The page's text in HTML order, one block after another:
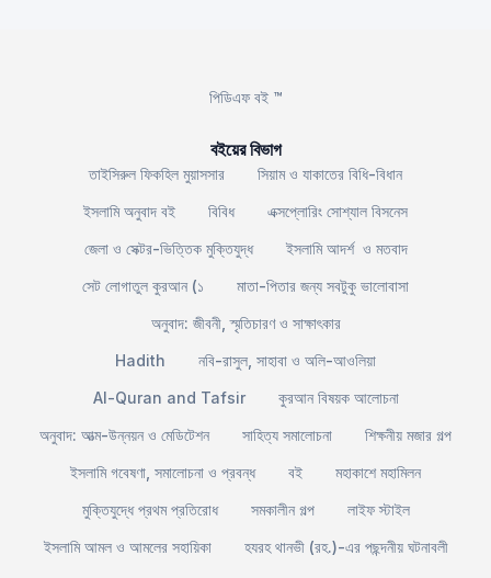
পিডিএফ বই ™
বইয়ের বিভাগ
তাইসিরুল ফিকহিল মুয়াসসার
সিয়াম ও যাকাতের বিধি-বিধান
ইসলামি অনুবাদ বই
বিবিধ
এক্সপ্লোরিং সোশ্যাল বিসনেস
জেলা ও সেক্টর-ভিত্তিক মুক্তিযুদ্ধ
ইসলামি আদর্শ ও মতবাদ
সেট লোগাতুল কুরআন (১
মাতা-পিতার জন্য সবটুকু ভালোবাসা
অনুবাদ: জীবনী, স্মৃতিচারণ ও সাক্ষাৎকার
Hadith
নবি-রাসুল, সাহাবা ও অলি-আওলিয়া
Al-Quran and Tafsir
কুরআন বিষয়ক আলোচনা
অনুবাদ: আত্ম-উন্নয়ন ও মেডিটেশন
সাহিত্য সমালোচনা
শিক্ষনীয় মজার গল্প
ইসলামি গবেষণা, সমালোচনা ও প্রবন্ধ
বই
মহাকাশে মহামিলন
মুক্তিযুদ্ধে প্রথম প্রতিরোধ
সমকালীন গল্প
লাইফ স্টাইল
ইসলামি আমল ও আমলের সহায়িকা
হযরহ থানভী (রহ.)-এর পছন্দনীয় ঘটনাবলী